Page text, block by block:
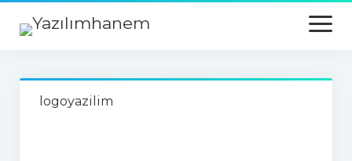
open
menu
Anasayfa
Pythonlogoyazilim